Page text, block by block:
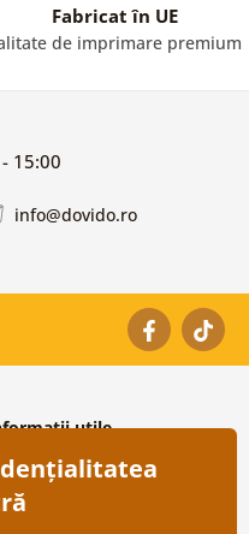
Fabricat în UE
de imprimare premium
15:00
info@dovido.ro
utile
noi
frecvente